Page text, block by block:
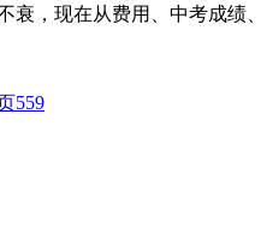
衰，现在从费用、中考成
559